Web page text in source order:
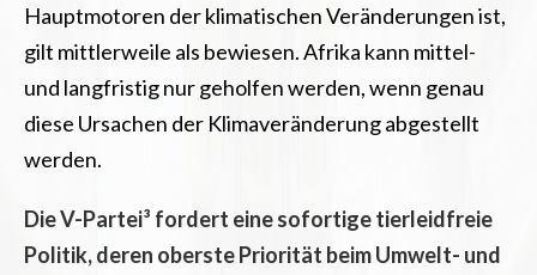
Hauptmotoren der klimatischen Veränderungen ist,
gilt mittlerweile als bewiesen. Afrika kann mittel-
und langfristig nur geholfen werden, wenn genau
diese Ursachen der Klimaveränderung abgestellt
werden.
Die V-Partei³ fordert eine sofortige tierleidfreie
Politik, deren oberste Priorität beim Umwelt- und